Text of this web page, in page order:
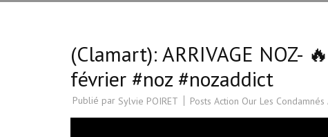
(Clamart): ARRIVAGE NOZ-
février #noz #nozaddict
Publié par Sylvie POIRET Posts Action Our Les Condamnés